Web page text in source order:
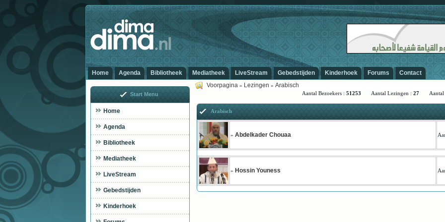
Home Agenda Bibliotheek Mediatheek LiveStream Gebedstijden Kinderhoek Forums
Contact
Voorpagina » Lezingen » Arabisch
Aantal Bezoekers : 51253 Aantal Lezingen : 27 Aantal
Arabisch
» Abdelkader Chouaa
» Hossin Youness
Start Menu
Home
Agenda
Bibliotheek
Mediatheek
LiveStream
Gebedstijden
Kinderhoek